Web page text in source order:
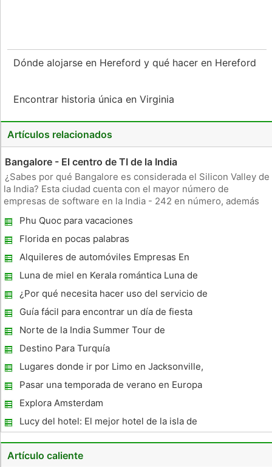
Dónde alojarse en Hereford y qué hacer en Hereford
Encontrar historia única en Virginia
Artículos relacionados
Bangalore - El centro de TI de la India
¿Sabes por qué Bangalore es considerada el Silicon Valley de
la India? Esta ciudad cuenta con el mayor número de
empresas de software en la India - 242 en número, además
ciudad en el mundo que tiene la defensa y comerciales
aeropuerto de opera
Phu Quoc para vacaciones
Florida en pocas palabras
Alquileres de automóviles Empresas En
Alicante - Planificación de un viaje a
Alicante
Luna de miel en Kerala romántica Luna de
miel Destino De India
¿Por qué necesita hacer uso del servicio de
transporte de coches en USA
Guía fácil para encontrar un día de fiesta
barato uso de Internet
Norte de la India Summer Tour de
Vacaciones Holiday
Destino Para Turquía
Lugares donde ir por Limo en Jacksonville,
Fl
Pasar una temporada de verano en Europa
Explora Amsterdam
Lucy del hotel: El mejor hotel de la isla de
Evia para sus vacaciones y las necesidades
empresariales
Artículo caliente